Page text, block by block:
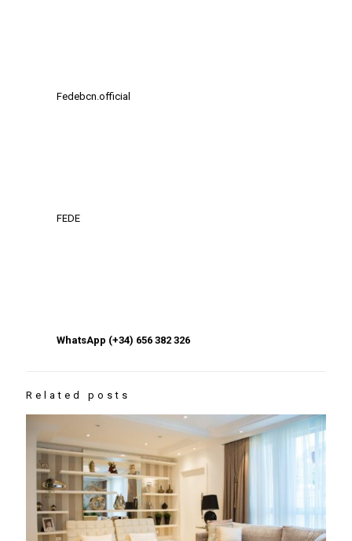
Fedebcn.official
FEDE
WhatsApp (+34) 656 382 326
Related posts